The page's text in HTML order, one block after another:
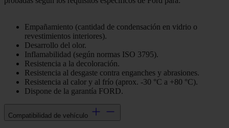
Empañamiento (cantidad de condensación en vidrio o
revestimientos interiores).
Desarrollo del olor.
Inflamabilidad (según normas ISO 3795).
Resistencia a la decoloración.
Resistencia al desgaste contra enganches y abrasiones.
Resistencia al calor y al frío (aprox. -30 °C a +80 °C).
Dispone de la garantía FORD.
Compatibilidad de vehículo